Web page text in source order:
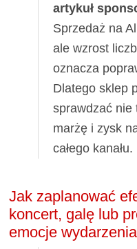
artykuł
Sprzedaż na
ale wzrost
oznacza
Dlatego sklep
sprawdzać nie
marżę i zysk
całego kanału.
Jak zaplanować
koncert, galę lub
emocje